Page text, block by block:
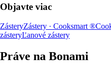
Objavte viac
ZásteryZástery · Cooksmart ®
zásteryĽanové zástery
Práve na Bonami